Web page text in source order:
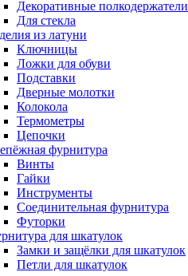
Декоративные полкодержатели
Для стекла
из латуни
Ключницы
Ложки для обуви
Подставки
Дверные молотки
Колокола
Термометры
Цепочки
фурнитура
Винты
Гайки
Инструменты
Соединительная фурнитура
Футорки
для шкатулок
Замки и защёлки для шкатулок
Петли для шкатулок